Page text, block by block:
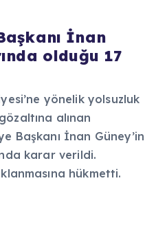
İnan
olduğu 17
yönelik yolsuzluk
alınan
Başkanı İnan Güney’in
karar verildi.
hükmetti.